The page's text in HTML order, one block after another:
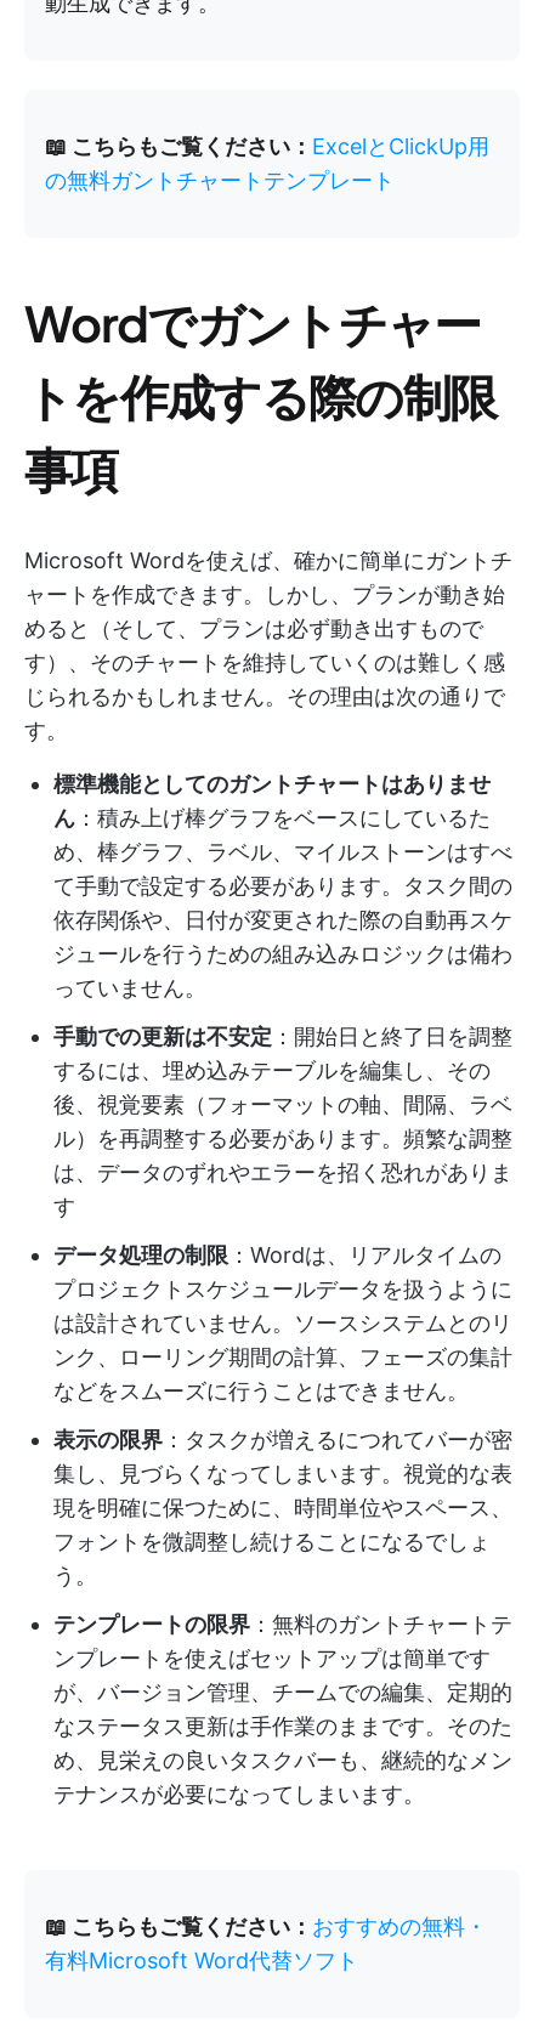
📖 こちらもご覧ください： ExcelとClickUp用
の無料ガントチャートテンプレート
Wordでガントチャー
トを作成する際の制限
事項
Microsoft Wordを使えば、確かに簡単にガントチ
ャートを作成できます。しかし、プランが動き始
めると（そして、プランは必ず動き出すもので
す）、そのチャートを維持していくのは難しく感
じられるかもしれません。その理由は次の通りで
す。
標準機能としてのガントチャートはありませ
ん ：積み上げ棒グラフをベースにしているた
め、棒グラフ、ラベル、マイルストーンはすべ
て手動で設定する必要があります。タスク間の
依存関係や、日付が変更された際の自動再スケ
ジュールを行うための組み込みロジックは備わ
っていません。
手動での更新は不安定 ：開始日と終了日を調整
するには、埋め込みテーブルを編集し、その
後、視覚要素（フォーマットの軸、間隔、ラベ
ル）を再調整する必要があります。頻繁な調整
は、データのずれやエラーを招く恐れがありま
す
データ処理の制限 ：Wordは、リアルタイムの
プロジェクトスケジュールデータを扱うように
は設計されていません。ソースシステムとのリ
ンク、ローリング期間の計算、フェーズの集計
などをスムーズに行うことはできません。
表示の限界 ：タスクが増えるにつれてバーが密
集し、見づらくなってしまいます。視覚的な表
現を明確に保つために、時間単位やスペース、
フォントを微調整し続けることになるでしょ
う。
テンプレートの限界 ：無料のガントチャートテ
ンプレートを使えばセットアップは簡単です
が、バージョン管理、チームでの編集、定期的
なステータス更新は手作業のままです。そのた
め、見栄えの良いタスクバーも、継続的なメン
テナンスが必要になってしまいます。
📖 こちらもご覧ください： おすすめの無料・
有料Microsoft Word代替ソフト